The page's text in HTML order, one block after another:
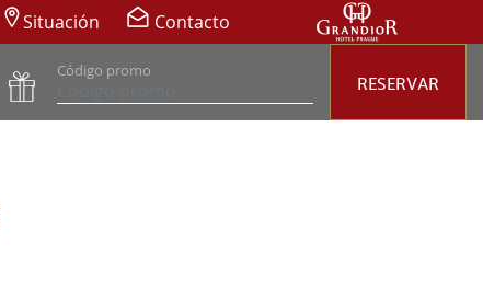
Situación Contacto
Código promo
RESERVAR